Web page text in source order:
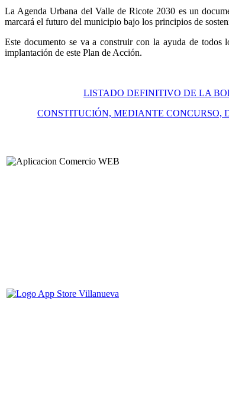
La Agenda Urbana del Valle de Ricote 2030 es un
marcará el futuro del municipio bajo los principios de
Este documento se va a construir con la ayuda de todos
implantación de este Plan de Acción.
LISTADO DEFINITIVO DE LA
CONSTITUCIÓN, MEDIANTE CONCURSO,